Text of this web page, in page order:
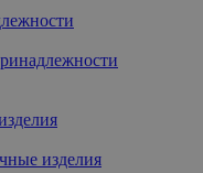
изделия